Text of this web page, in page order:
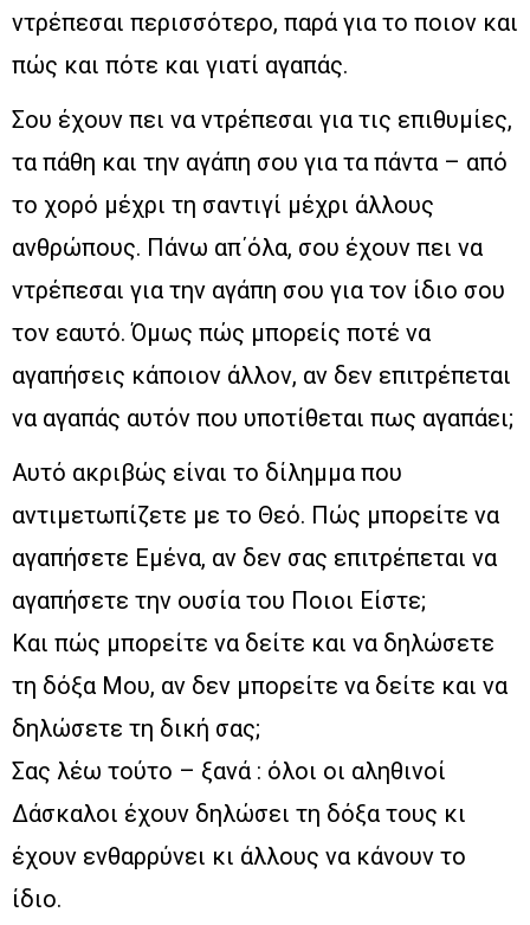
ντρέπεσαι περισσότερο, παρά για το ποιον και
πώς και πότε και γιατί αγαπάς.
Σου έχουν πει να ντρέπεσαι για τις επιθυμίες,
τα πάθη και την αγάπη σου για τα πάντα – από
το χορό μέχρι τη σαντιγί μέχρι άλλους
ανθρώπους. Πάνω απ΄όλα, σου έχουν πει να
ντρέπεσαι για την αγάπη σου για τον ίδιο σου
τον εαυτό. Όμως πώς μπορείς ποτέ να
αγαπήσεις κάποιον άλλον, αν δεν επιτρέπεται
να αγαπάς αυτόν που υποτίθεται πως αγαπάει;
Αυτό ακριβώς είναι το δίλημμα που
αντιμετωπίζετε με το Θεό. Πώς μπορείτε να
αγαπήσετε Εμένα, αν δεν σας επιτρέπεται να
αγαπήσετε την ουσία του Ποιοι Είστε;
Και πώς μπορείτε να δείτε και να δηλώσετε
τη δόξα Μου, αν δεν μπορείτε να δείτε και να
δηλώσετε τη δική σας;
Σας λέω τούτο – ξανά : όλοι οι αληθινοί
Δάσκαλοι έχουν δηλώσει τη δόξα τους κι
έχουν ενθαρρύνει κι άλλους να κάνουν το
ίδιο.